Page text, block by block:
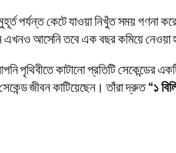
পর্যন্ত কেটে যাওয়া নিখুঁত সময় গণনা
এখনও আসেনি তবে এক বছর কমিয়ে নেওয়া
কাটানো প্রতিটি সেকেন্ডের
জীবন কাটিয়েছেন। তাঁরা দ্রুত“১